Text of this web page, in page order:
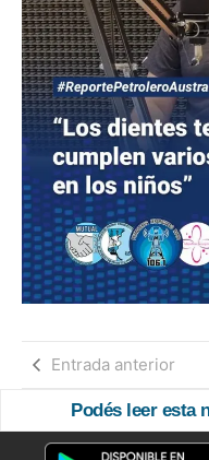
Entrada anterior
Podés leer esta